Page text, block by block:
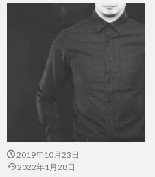
2019年10月23日
2022年1月28日